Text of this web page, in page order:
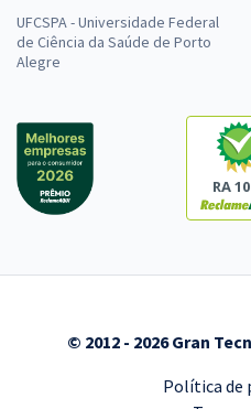
UFCSPA - Universidade Federal
de Ciência da Saúde de Porto
Alegre
RA
© 2012 - 2026 Gran
Política de